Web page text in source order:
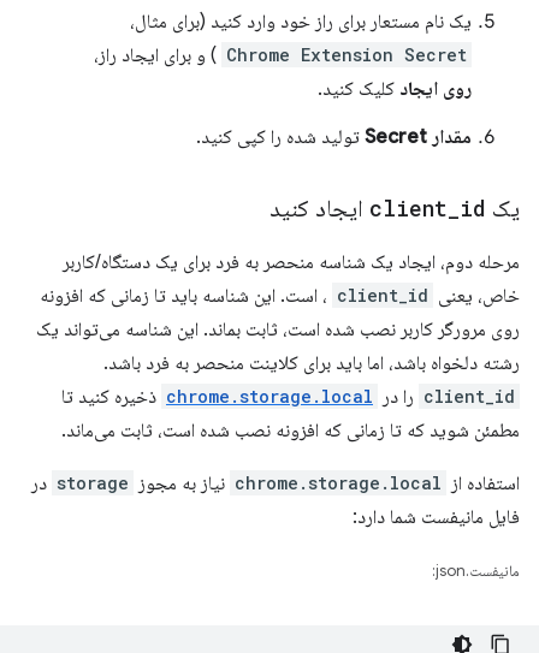
یک نام مستعار برای راز خود وارد کنید (برای مثال،
Chrome Extension Secret ) و برای ایجاد راز،
روی ایجاد کلیک کنید.
مقدار Secret
تولید شده را کپی کنید.
یک client id ایجاد کنید
مرحله دوم، ایجاد یک شناسه منحصر به فرد برای یک دستگاه/کاربر
خاص، یعنی client_id ، است. این شناسه باید تا زمانی که افزونه
روی مرورگر کاربر نصب شده است، ثابت بماند. این شناسه می‌تواند یک
رشته دلخواه باشد، اما باید برای کلاینت منحصر به فرد باشد.
client_id را در chrome.storage.local ذخیره کنید تا
مطمئن شوید که تا زمانی که افزونه نصب شده است، ثابت می‌ماند.
استفاده از chrome.storage.local نیاز به مجوز storage در
فایل مانیفست شما دارد:
مانیفست.json: